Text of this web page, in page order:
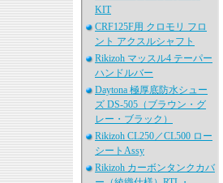
KIT
CRF125F用 クロモリ フロ
ント アクスルシャフト
Rikizoh マッスル4 テーパー
ハンドルバー
Daytona 極厚底防水シュー
ズ DS-505（ブラウン・グ
レー・ブラック）
Rikizoh CL250／CL500 ロー
シートAssy
Rikizoh カーボンタンクカバ